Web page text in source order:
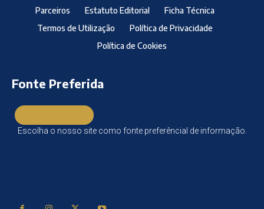
Parceiros Estatuto Editorial
Ficha Técnica
Termos de Utilização
Política de Privacidade
Política de Cookies
Fonte Preferida
Escolha o nosso site como fonte preferêncial de informação.